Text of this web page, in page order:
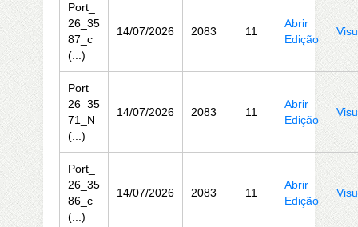
Port_
26_35
87_c
(...)
14/07/2026 2083 11
Abrir
Edição
Port_
26_35
71_N
(...)
14/07/2026 2083 11
Abrir
Edição
Port_
26_35
86_c
(...)
14/07/2026 2083 11
Abrir
Edição